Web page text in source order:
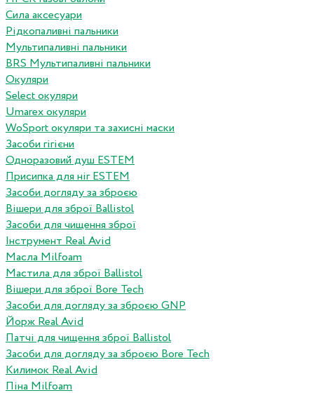
Сила аксесуари
Рідкопаливні пальники
Мультипаливні пальники
BRS Мультипаливні пальники
Окуляри
Select окуляри
Umarex окуляри
WoSport окуляри та захисні маски
Засоби гігієни
Одноразовий душ ESTEM
Присипка для ніг ESTEM
Засоби догляду за зброєю
Вішери для зброї Ballistol
Засоби для чищення зброї
Інструмент Real Avid
Масла Milfoam
Мастила для зброї Ballistol
Вішери для зброї Bore Tech
Засоби для догляду за зброєю GNP
Йорж Real Avid
Патчі для чищення зброї Ballistol
Засоби для догляду за зброєю Bore Tech
Килимок Real Avid
Піна Milfoam